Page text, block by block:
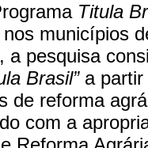
Titula
municípios
a pesquisa
Brasil”a partir
de reforma
com a